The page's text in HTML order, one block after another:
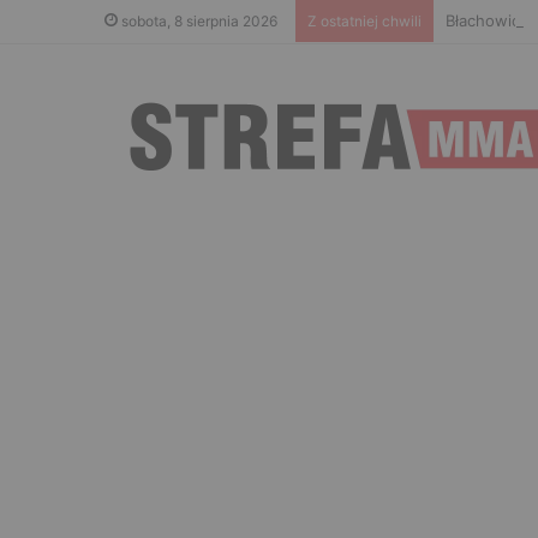
sobota, 8 sierpnia 2026 Z ostatniej chwili Błachowicz